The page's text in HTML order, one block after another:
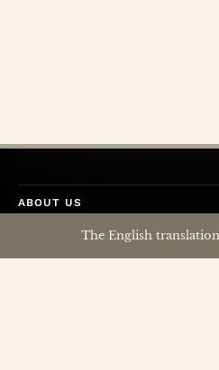
ABOUT US